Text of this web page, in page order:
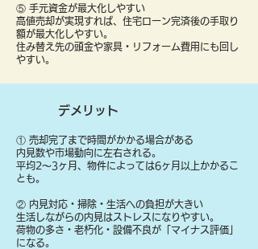
⑤ 手元資金が最大化しやすい
高値売却が実現すれば、住宅ローン完済後の手取り
額が最大化しやすい。
住み替え先の頭金や家具・リフォーム費用にも回し
やすい。
デメリット
① 売却完了まで時間がかかる場合がある
内見数や市場動向に左右される。
平均2〜3ヶ月、物件によっては6ヶ月以上かかるこ
とも。
② 内見対応・掃除・生活への負担が大きい
生活しながらの内見はストレスになりやすい。
荷物の多さ・老朽化・設備不良が「マイナス評価」
になる。